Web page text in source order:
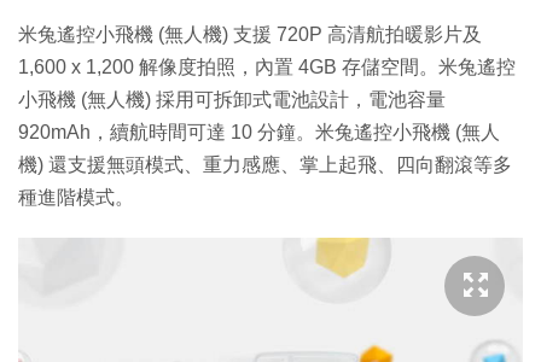
米兔遙控小飛機 (無人機) 支援 720P 高清航拍暖影片及
1,600 x 1,200 解像度拍照，內置 4GB 存儲空間。米兔遙控
小飛機 (無人機) 採用可拆卸式電池設計，電池容量
920mAh，續航時間可達 10 分鐘。米兔遙控小飛機 (無人
機) 還支援無頭模式、重力感應、掌上起飛、四向翻滾等多
種進階模式。